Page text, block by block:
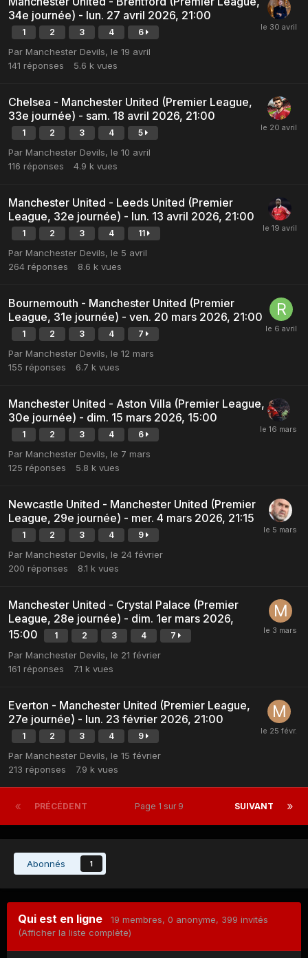
34e journée) - lun. 27 avril 2026, 21:00
1 2 3 4 6
Par Manchester Devils, le 19 avril
141 réponses 5.6 k vues
Chelsea - Manchester United (Premier League,
33e journée) - sam. 18 avril 2026, 21:00
1 2 3 4 5
Par Manchester Devils, le 10 avril
116 réponses 4.9 k vues
Manchester United - Leeds United (Premier
League, 32e journée) - lun. 13 avril 2026, 21:00
1 2 3 4 11
Par Manchester Devils, le 5 avril
264 réponses 8.6 k vues
Bournemouth - Manchester United (Premier
League, 31e journée) - ven. 20 mars 2026, 21:00
1 2 3 4 7
Par Manchester Devils, le 12 mars
155 réponses 6.7 k vues
Manchester United - Aston Villa (Premier League,
30e journée) - dim. 15 mars 2026, 15:00
1 2 3 4 6
Par Manchester Devils, le 7 mars
125 réponses 5.8 k vues
Newcastle United - Manchester United (Premier
League, 29e journée) - mer. 4 mars 2026, 21:15
1 2 3 4 9
Par Manchester Devils, le 24 février
200 réponses 8.1 k vues
Manchester United - Crystal Palace (Premier
League, 28e journée) - dim. 1er mars 2026,
15:00
1 2 3 4 7
Par Manchester Devils, le 21 février
161 réponses 7.1 k vues
Everton - Manchester United (Premier League,
27e journée) - lun. 23 février 2026, 21:00
1 2 3 4 9
Par Manchester Devils, le 15 février
213 réponses 7.9 k vues
PRÉCÉDENT SUIVANT
Page 1 sur 9
Abonnés 1
Qui est en ligne 19 membres, 0 anonyme, 399 invités
(Afficher la liste complète)